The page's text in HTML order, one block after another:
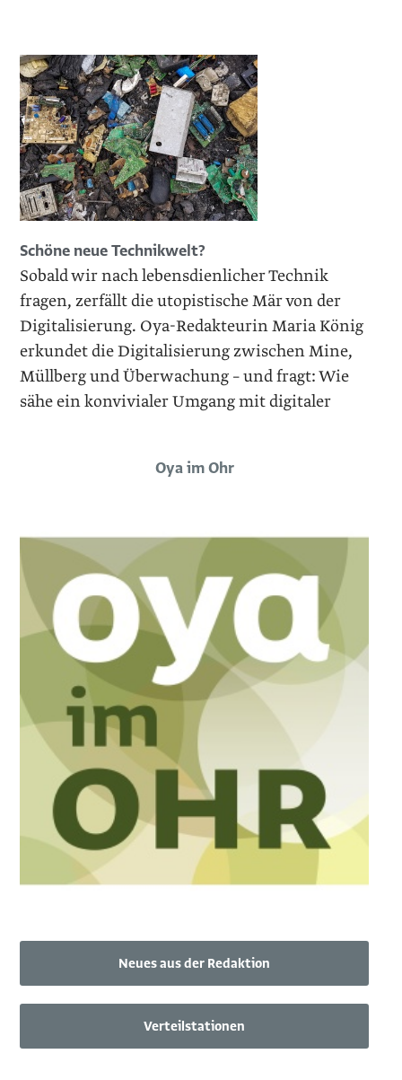
Schöne neue Technikwelt?
Sobald wir nach lebensdienlicher Technik
fragen, zerfällt die utopistische Mär von der
Digitalisierung. Oya-Redakteurin Maria König
erkundet die Digitalisierung zwischen Mine,
Müllberg und Überwachung – und fragt: Wie
sähe ein konvivialer Umgang mit digitaler
Oya im Ohr
Neues aus der Redaktion
Verteilstationen